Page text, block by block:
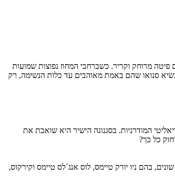
וגם פיטה מרוחק וקריר. כשברחבי המחוז נפוצות שמועות
סנואו שהם באמת מאוהבים עד כלות הנשימה, רק
הריאליטי המודרניות. בסגנונה הישיר היא שואבת את
כל כך?
בהם ניו יורק טיימס, לוס אנג´לס טיימס וקירקוס,